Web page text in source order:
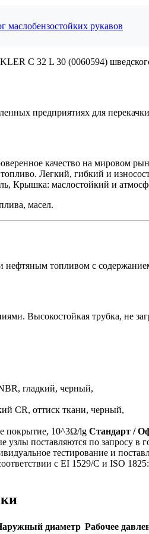
маслобензостойких рукавов
C 32 L 30 (0060594)
предприятиях для
качество на мировом
Легкий, гибкий и
Крышка: маслостойкий и
масел.
нефтяным топливом с
Высокостойкая трубка, не
гладкий, черный,
CR, оттиск ткани, черный,
покрытие, 10^3Ω/lg Стандарт /
узлы поставляются по запросу в
тестирование и
с EI 1529/C и ISO
диаметр Рабочее